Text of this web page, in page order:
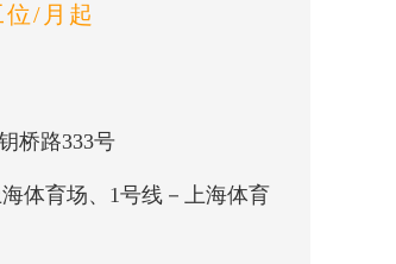
/月起
桥路333号
体育场、1号线－上海体育